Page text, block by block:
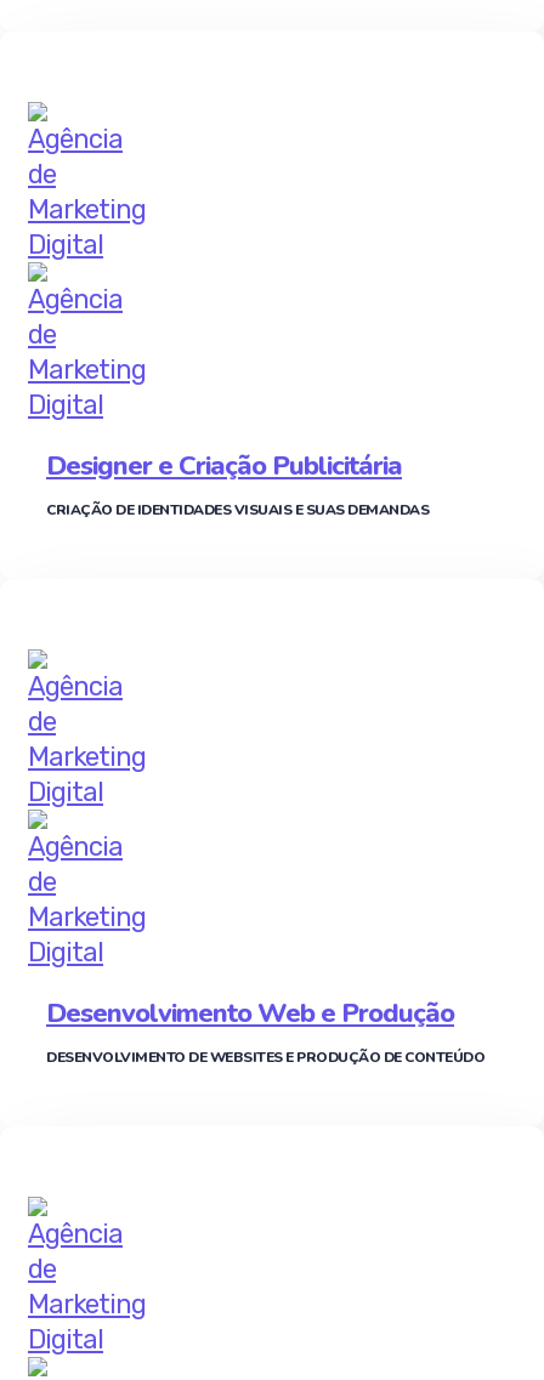
Designer e Criação Publicitária
CRIAÇÃO DE IDENTIDADES VISUAIS E SUAS DEMANDAS
Desenvolvimento Web e Produção
DESENVOLVIMENTO DE WEBSITES E PRODUÇÃO DE CONTEÚDO